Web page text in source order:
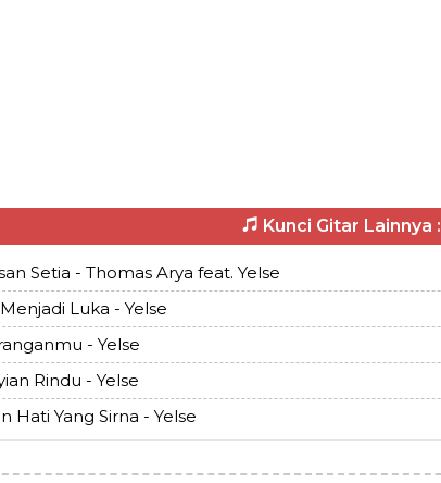
Kunci Gitar Lainnya :
Setia - Thomas Arya feat. Yelse
Luka - Yelse
- Yelse
Rindu - Yelse
Hati Yang Sirna - Yelse